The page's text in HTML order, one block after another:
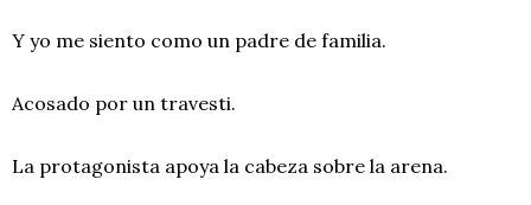
Y yo me siento como un padre de familia.
Acosado por un travesti.
La protagonista apoya la cabeza sobre la arena.